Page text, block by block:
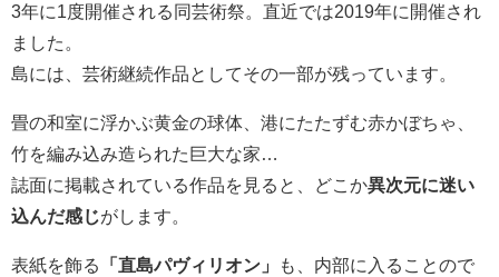
3年に1度開催される同芸術祭。直近では2019年に開催され
ました。
島には、芸術継続作品としてその一部が残っています。
畳の和室に浮かぶ黄金の球体、港にたたずむ赤かぼちゃ、
竹を編み込み造られた巨大な家…
誌面に掲載されている作品を見ると、どこか異次元に迷い
込んだ感じがします。
表紙を飾る 「直島パヴィリオン」
も、内部に入ることので